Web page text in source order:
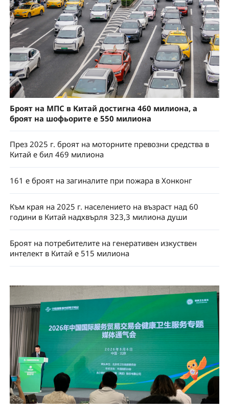
Броят на МПС в Китай достигна 460 милиона, а
броят на шофьорите е 550 милиона
През 2025 г. броят на моторните превозни средства в
Китай е бил 469 милиона
161 е броят на загиналите при пожара в Хонконг
Към края на 2025 г. населението на възраст над 60
години в Китай надхвърля 323,3 милиона души
Броят на потребителите на генеративен изкуствен
интелект в Китай е 515 милиона